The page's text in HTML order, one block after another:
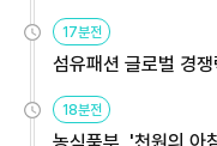
용해야
17분전
섬유패션 글로벌 경
원
18분전